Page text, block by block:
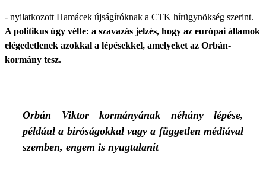
- nyilatkozott Hamácek újságíróknak a CTK hírügynökség szerint.
A politikus úgy vélte: a szavazás jelzés, hogy az európai államok
elégedetlenek azokkal a lépésekkel, amelyeket az Orbán-
kormány tesz.
Orbán Viktor kormányának néhány lépése,
például a bíróságokkal vagy a független médiával
szemben, engem is nyugtalanít